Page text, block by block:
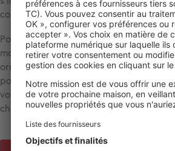
coussins, des plaids, des bougies ou
Pour créer un environnement
mortes,concevoir un centre de table
ornementaux et de saison (citrouilles,
pouvez aussi en installer sur des
votre cheminée si vous en avez une.
chauds apportera une sensation de